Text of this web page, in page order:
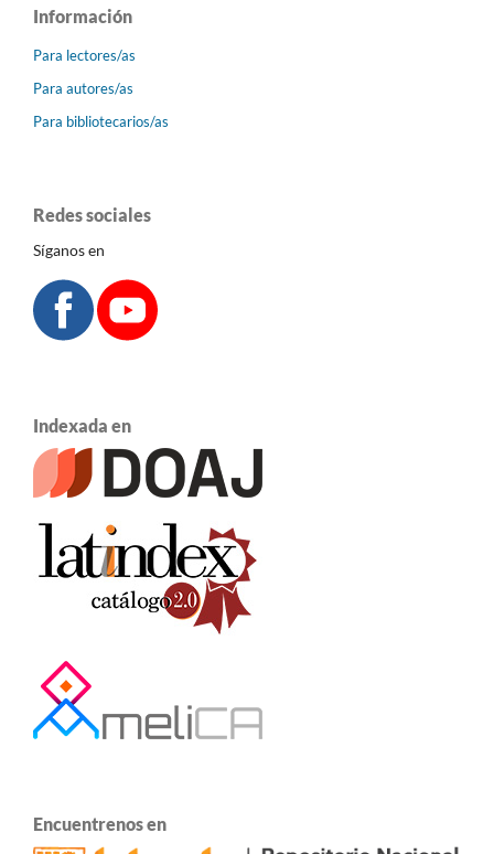
Información
Para lectores/as
Para autores/as
Para bibliotecarios/as
Redes sociales
Síganos en
Indexada en
Encuentrenos en